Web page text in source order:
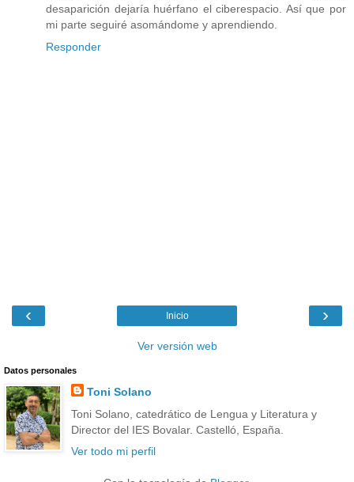
desaparición dejaría huérfano el ciberespacio. Así que por
mi parte seguiré asomándome y aprendiendo.
Responder
‹ ›
Inicio
Ver versión web
Datos personales
Toni Solano
Toni Solano, catedrático de Lengua y Literatura y
Director del IES Bovalar. Castelló, España.
Ver todo mi perfil